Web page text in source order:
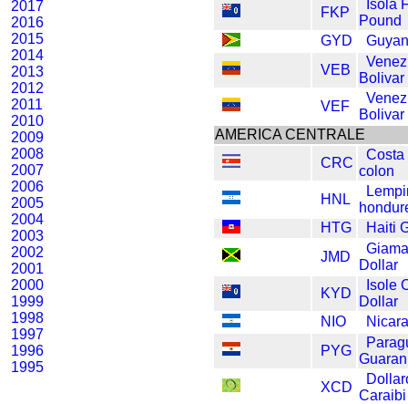
2017
2016
2015
2014
2013
2012
2011
2010
2009
2008
2007
2006
2005
2004
2003
2002
2001
2000
1999
1998
1997
1996
1995
FKP
Isola
Pound
GYD
VEB
Bolivar
VEF
Bolivar
AMERICA CENTRALE
CRC
Costa
colon
HNL
HTG
Haiti
JMD
Dollar
KYD
Isole
Dollar
NIO
PYG
XCD